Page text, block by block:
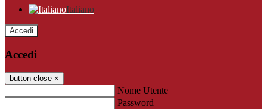
Italiano
Accedi
Accedi
button close ×
Nome Utente
Password